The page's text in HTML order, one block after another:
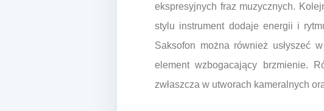
ekspresyjnych fraz muzycznych.
stylu instrument dodaje energii i
Saksofon można również usłyszeć
element wzbogacający brzmienie.
zwłaszcza w utworach kameralnych